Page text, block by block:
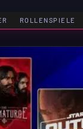
ROLLENSPIELE